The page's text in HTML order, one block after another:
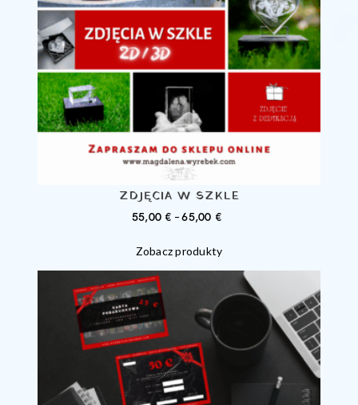
ZDJĘCIA W SZKLE
55,00 € –65,00 €
OD
55,00 €
65,00 €
Zobacz produkty